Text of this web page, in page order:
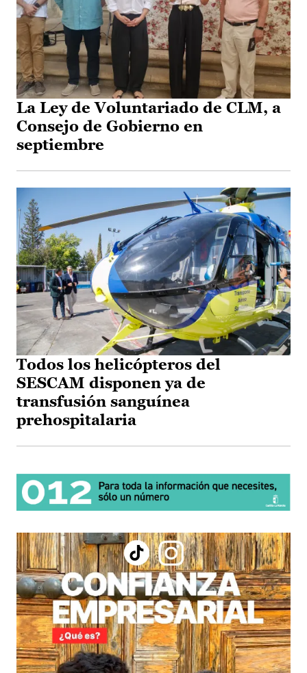
La Ley de Voluntariado de CLM, a
Consejo de Gobierno en
septiembre
Todos los helicópteros del
SESCAM disponen ya de
transfusión sanguínea
prehospitalaria